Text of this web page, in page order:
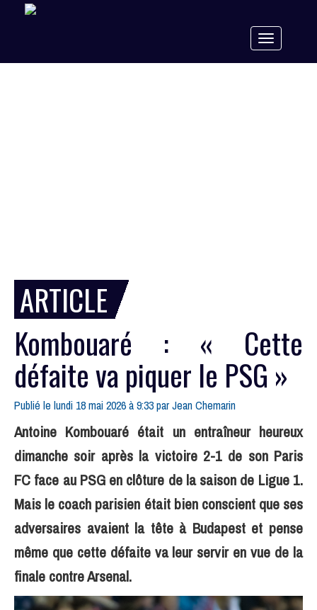
Toggle
ARTICLE
Kombouaré : « Cette
défaite va piquer le PSG »
Publié le lundi 18 mai 2026 à 9:33 parJean Chemarin
Antoine Kombouaré était un entraîneur heureux
dimanche soir après la victoire 2-1 de son Paris
FC face au PSG en clôture de la saison de Ligue 1.
Mais le coach parisien était bien conscient que ses
adversaires avaient la tête à Budapest et pense
même que cette défaite va leur servir en vue de la
finale contre Arsenal.